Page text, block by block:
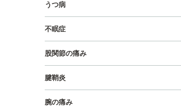
うつ病
不眠症
股関節の痛み
腱鞘炎
腕の痛み